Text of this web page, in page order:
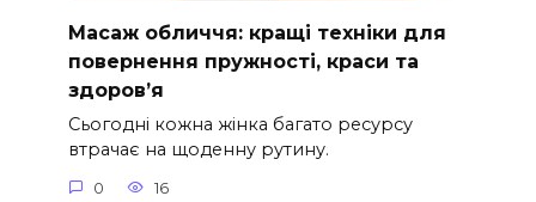
Масаж обличчя: кращі техніки для
повернення пружності, краси та
здоров’я
Сьогодні кожна жінка багато ресурсу
втрачає на щоденну рутину.
0 16